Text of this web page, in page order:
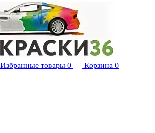
Избранные товары 0 Корзина 0